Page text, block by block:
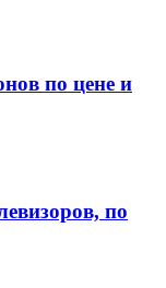
по цене и
по